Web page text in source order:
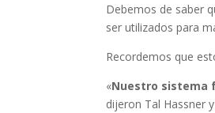
Debemos de saber
ser utilizados para
Recordemos que
«Nuestro sistema
dijeron Tal Hassner